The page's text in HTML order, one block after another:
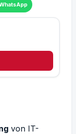
von IT-